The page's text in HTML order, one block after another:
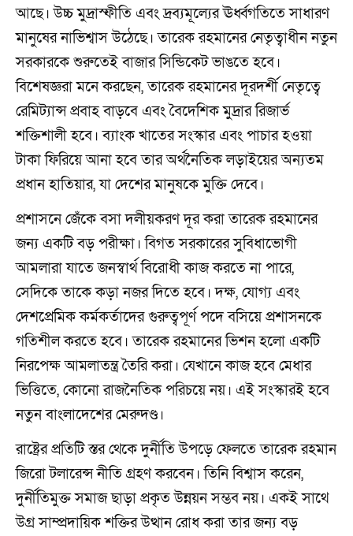
আছে। উচ্চ মুদ্রাস্ফীতি এবং দ্রব্যমূল্যের ঊর্ধ্বগতিতে সাধারণ
মানুষের নাভিশ্বাস উঠেছে। তারেক রহমানের নেতৃত্বাধীন নতুন
সরকারকে শুরুতেই বাজার সিন্ডিকেট ভাঙতে হবে।
বিশেষজ্ঞরা মনে করছেন, তারেক রহমানের দূরদর্শী নেতৃত্বে
রেমিট্যান্স প্রবাহ বাড়বে এবং বৈদেশিক মুদ্রার রিজার্ভ
শক্তিশালী হবে। ব্যাংক খাতের সংস্কার এবং পাচার হওয়া
টাকা ফিরিয়ে আনা হবে তার অর্থনৈতিক লড়াইয়ের অন্যতম
প্রধান হাতিয়ার, যা দেশের মানুষকে মুক্তি দেবে।
প্রশাসনে জেঁকে বসা দলীয়করণ দূর করা তারেক রহমানের
জন্য একটি বড় পরীক্ষা। বিগত সরকারের সুবিধাভোগী
আমলারা যাতে জনস্বার্থ বিরোধী কাজ করতে না পারে,
সেদিকে তাকে কড়া নজর দিতে হবে। দক্ষ, যোগ্য এবং
দেশপ্রেমিক কর্মকর্তাদের গুরুত্বপূর্ণ পদে বসিয়ে প্রশাসনকে
গতিশীল করতে হবে। তারেক রহমানের ভিশন হলো একটি
নিরপেক্ষ আমলাতন্ত্র তৈরি করা। যেখানে কাজ হবে মেধার
ভিত্তিতে, কোনো রাজনৈতিক পরিচয়ে নয়। এই সংস্কারই হবে
নতুন বাংলাদেশের মেরুদণ্ড।
রাষ্ট্রের প্রতিটি স্তর থেকে দুর্নীতি উপড়ে ফেলতে তারেক রহমান
জিরো টলারেন্স নীতি গ্রহণ করবেন। তিনি বিশ্বাস করেন,
দুর্নীতিমুক্ত সমাজ ছাড়া প্রকৃত উন্নয়ন সম্ভব নয়। একই সাথে
উগ্র সাম্প্রদায়িক শক্তির উত্থান রোধ করা তার জন্য বড়